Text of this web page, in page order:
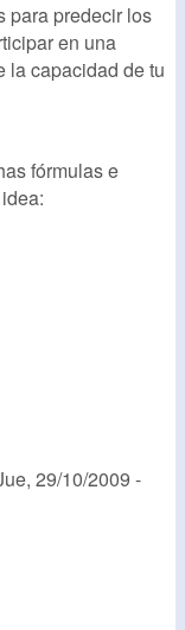
para predecir los
en una
la capacidad de tu
fórmulas e
29/10/2009 -